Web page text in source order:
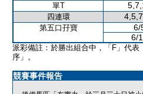
單T
四連環
第五口孖寶 6/
6/
派彩備註：於勝出組合中，「F」代
序」。
競賽事件報告